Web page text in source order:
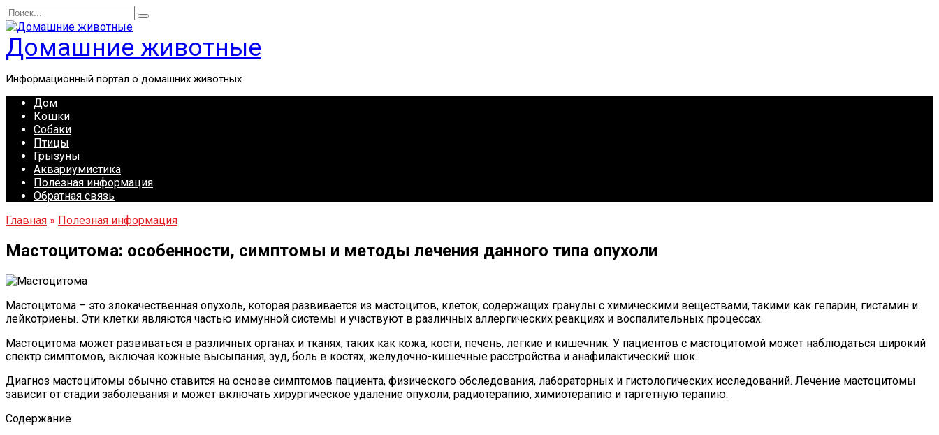
Перейти
к
содержанию
Search
for:
Домашние животные
Информационный портал о домашних животных
Дом
Кошки
Собаки
Птицы
Грызуны
Аквариумистика
Полезная информация
Обратная связь
Главная » Полезная информация
Мастоцитома: особенности, симптомы и методы лечения данного типа опухоли
Мастоцитома – это злокачественная опухоль, которая развивается из мастоцитов, клеток, содержащих гранулы с химическими веществами, такими как гепарин, гистамин и
лейкотриены. Эти клетки являются частью иммунной системы и участвуют в различных аллергических реакциях и воспалительных процессах.
Мастоцитома может развиваться в различных органах и тканях, таких как кожа, кости, печень, легкие и кишечник. У пациентов с мастоцитомой может наблюдаться широкий
спектр симптомов, включая кожные высыпания, зуд, боль в костях, желудочно-кишечные расстройства и анафилактический шок.
Диагноз мастоцитомы обычно ставится на основе симптомов пациента, физического обследования, лабораторных и гистологических исследований. Лечение мастоцитомы
зависит от стадии заболевания и может включать хирургическое удаление опухоли, радиотерапию, химиотерапию и таргетную терапию.
Содержание